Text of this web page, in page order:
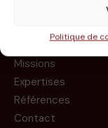
Politique de
Le groupe
Missions
Expertises
Références
Contact